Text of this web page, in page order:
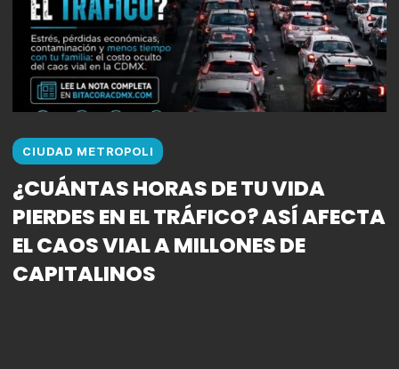
CIUDAD METROPOLI
¿CUÁNTAS HORAS DE TU VIDA
PIERDES EN EL TRÁFICO? ASÍ AFECTA
EL CAOS VIAL A MILLONES DE
CAPITALINOS